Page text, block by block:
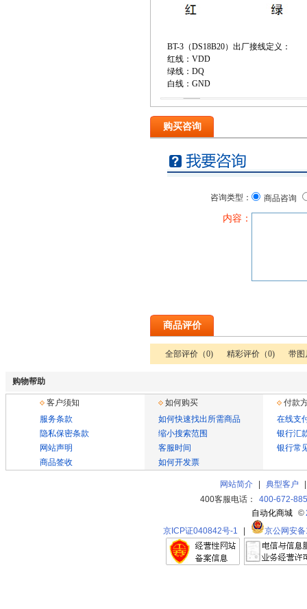
BT-3（DS18B20）出厂接线定义：
红线：VDD
绿线：DQ
白线：GND
购买咨询
咨询类型： 商品咨询
内容：
商品评价
全部评价（0) 精彩评价（0) 带图
购物帮助
客户须知 如何购买
付款
服务条款
隐私保密条款
网站声明
商品签收
如何快速找出所需商品
缩小搜索范围
客服时间
如何开发票
在线支
银行汇
银行常
网站简介 典型客户
400客服电话：
400-672-
自动化商城
©
京ICP证040842号-1
京公网安